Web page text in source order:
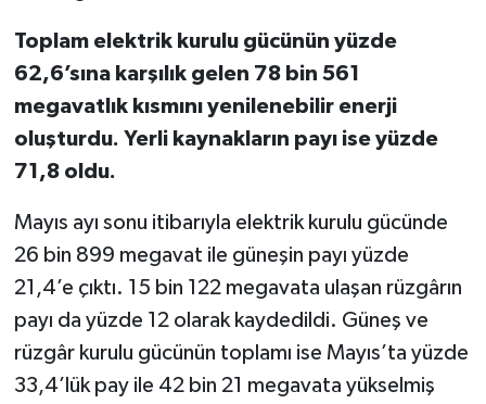
Toplam elektrik kurulu gücünün yüzde
62,6’sına karşılık gelen 78 bin 561
megavatlık kısmını yenilenebilir enerji
oluşturdu. Yerli kaynakların payı ise yüzde
71,8 oldu.
Mayıs ayı sonu itibarıyla elektrik kurulu gücünde
26 bin 899 megavat ile güneşin payı yüzde
21,4’e çıktı. 15 bin 122 megavata ulaşan rüzgârın
payı da yüzde 12 olarak kaydedildi. Güneş ve
rüzgâr kurulu gücünün toplamı ise Mayıs’ta yüzde
33,4’lük pay ile 42 bin 21 megavata yükselmiş